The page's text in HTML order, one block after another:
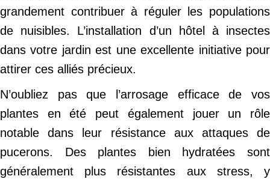
grandement contribuer à réguler les populations
de nuisibles. L’installation d’un hôtel à insectes
dans votre jardin est une excellente initiative pour
attirer ces alliés précieux.
N’oubliez pas que l’arrosage efficace de vos
plantes en été peut également jouer un rôle
notable dans leur résistance aux attaques de
pucerons. Des plantes bien hydratées sont
généralement plus résistantes aux stress, y